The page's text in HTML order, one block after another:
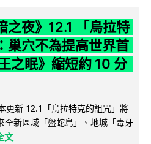
之夜》12.1 「烏拉特
巢穴不為提高世界首
之眠》縮短約 10 分
更新 12.1「烏拉特克的詛咒」將
全新區域「盤蛇島」、地城「毒牙
文